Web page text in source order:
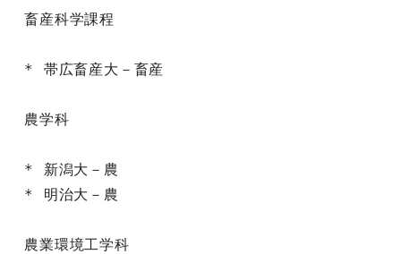
畜産科学課程
* 帯広畜産大－畜産
農学科
* 新潟大－農
* 明治大－農
農業環境工学科